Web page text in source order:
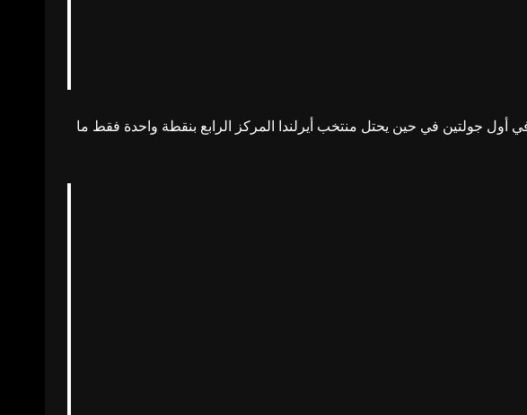
برصيد 6 نقاط بعد تحقيق العلامة الكاملة في أول جولتين في حين يحتل منتخب أيرلندا المركز الرابع بنقطة واحدة فقط ما